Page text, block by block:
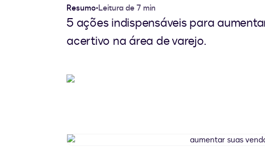
Resumo•Leitura de 7 min
5 ações indispensáveis para
acertivo na área de varejo.